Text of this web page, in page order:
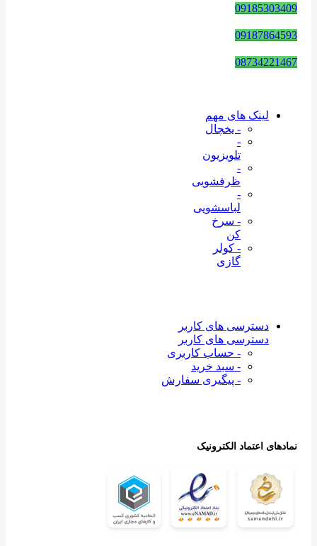
09185303409
09187864593
08734221467
لینک های مهم
- یخچال
-
تلویزیون
-
ظرفشویی
-
لباسشویی
- سرخ
کن
- کولر
گازی
دسترسی های کاربر
دسترسی های کاربر
- حساب کاربری
- سبد خرید
- پیگیری سفارش
نمادهای اعتماد الکترونیک